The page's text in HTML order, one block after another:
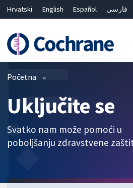
Hrvatski English Español فارسی
繁體中文
简体中文
Prečistači
Početna
Uključite se
Svatko nam može pomoći u
poboljšanju zdravstvene